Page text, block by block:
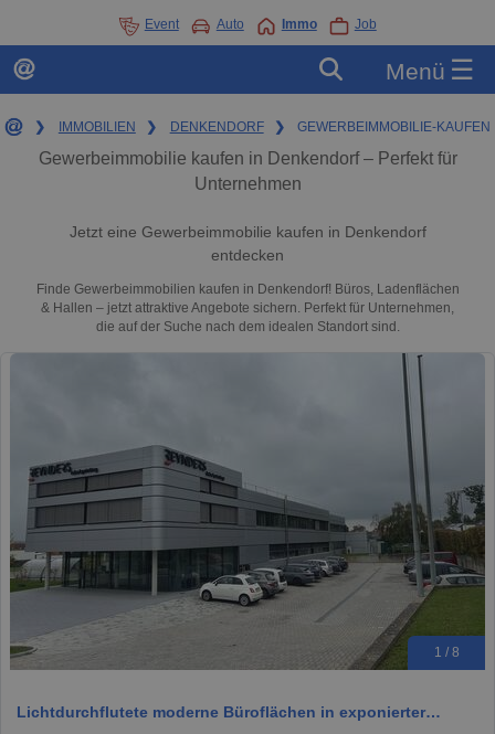
Event Auto Immo Job
Menü ☰
❯ IMMOBILIEN ❯ DENKENDORF ❯ GEWERBEIMMOBILIE-KAUFEN
Gewerbeimmobilie kaufen in Denkendorf – Perfekt für
Unternehmen
Jetzt eine Gewerbeimmobilie kaufen in Denkendorf
entdecken
Finde Gewerbeimmobilien kaufen in Denkendorf! Büros, Ladenflächen
& Hallen – jetzt attraktive Angebote sichern. Perfekt für Unternehmen,
die auf der Suche nach dem idealen Standort sind.
1 / 8
Lichtdurchflutete moderne Büroflächen in exponierter…